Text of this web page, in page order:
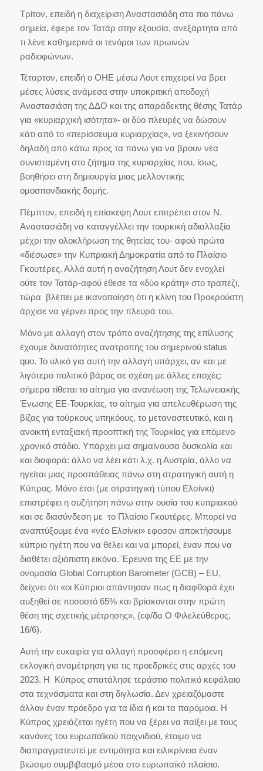
Τρίτον, επειδή η διαχείριση Αναστασιάδη στα πιο πάνω
σημεία, έφερε τον Τατάρ στην εξουσία, ανεξάρτητα από
τι λένε καθημερινά οι τενόροι των πρωινών
ραδιοφώνων.
Τέταρτον, επειδή ο ΟΗΕ μέσω Λουτ επιχειρεί να βρει
μέσες λύσεις ανάμεσα στην υποκριτική αποδοχή
Αναστασιάση της ΔΔΟ και της απαράδεκτης θέσης Τατάρ
για «κυριαρχική ισότητα»- οι δύο πλευρές να δώσουν
κάτι από το «περίσσευμα κυριαρχίας», να ξεκινήσουν
δηλαδή από κάτω προς τα πάνω για να βρουν νέα
συνισταμένη στο ζήτημα της κυριαρχίας που, ίσως,
βοηθήσει στη δημιουργία μιας μελλοντικής
ομοσπονδιακής δομής.
Πέμπτον, επειδή η επίσκεψη Λουτ επιτρέπει στον Ν.
Αναστασιάδη να καταγγέλλει την τουρκική αδιαλλαξία
μέχρι την ολοκλήρωση της θητείας του- αφού πρώτα
«διέσωσε» την Κυπριακή Δημοκρατία από το Πλαίσιο
Γκουτέρες. Αλλά αυτή η αναζήτηση Λουτ δεν ενοχλεί
ούτε τον Τατάρ-αφού έθεσε τα «δύο κράτη» στο τραπέζι,
τώρα βλέπει με ικανοποίηση ότι η κλίνη του Προκρούστη
άρχισε να γέρνει προς την πλευρά του.
Μόνο με αλλαγή στον τρόπο αναζήτησης της επίλυσης
έχουμε δυνατότητες ανατροπής του σημερινού status
quo. Το υλικό για αυτή την αλλαγή υπάρχει, αν και με
λιγότερο πολιτικό βάρος σε σχέση με άλλες εποχές:
σήμερα τίθεται το αίτημα για ανανέωση της Τελωνειακής
Ένωσης ΕΕ-Τουρκίας, το αίτημα για απελευθέρωση της
βίζας για τούρκους υπηκόους, το μεταναστευτικό, και η
ανοικτή ενταξιακή προοπτική της Τουρκίας για επόμενο
χρονικό στάδιο. Υπάρχει μια σημαίνουσα δυσκολία και
και διαφορά: άλλο να λέει κάτι λ.χ. η Αυστρία, άλλο να
ηγείται μιας προσπάθειας πάνω στη στρατηγική αυτή η
Κύπρος. Μόνο έτσι (με στρατηγική τύπου Ελσίνκι)
επιστρέφει η συζήτηση πάνω στην ουσία του κυπριακού
και σε διασύνδεση με το Πλαίσιο Γκουτέρες. Μπορεί να
αναπτύξουμε ένα «νέο Ελσίνκι» εφοσον αποκτήσουμε
κύπριο ηγέτη που να θέλει και να μπορεί, έναν που να
διαθέτει αξιόπιστη εικόνα. Έρευνα της ΕΕ με την
ονομασία Global Corruption Barometer (GCB) – EU,
δείχνει ότι «οι Κύπριοι απάντησαν πως η διαφθορά έχει
αυξηθεί σε ποσοστό 65% και βρίσκονται στην πρώτη
θέση της σχετικής μέτρησης», (εφ/δα Ο Φιλελεύθερος,
16/6).
Αυτή την ευκαιρία για αλλαγή προσφέρει η επόμενη
εκλογική αναμέτρηση για τις προεδρικές στις αρχές του
2023. Η Κύπρος σπατάλησε τεράστιο πολιτικό κεφάλαιο
στα τεχνάσματα και στη διγλωσία. Δεν χρειαζόμαστε
άλλον έναν πρόεδρο για τα ίδια ή και τα παρόμοια. Η
Κύπρος χρειάζεται ηγέτη που να ξέρει να παίξει με τους
κανόνες του ευρωπαϊκού παιχνιδιού, έτοιμο να
διαπραγματευτεί με εντιμότητα και ειλικρίνεια έναν
βιώσιμο συμβιβασμό μέσα στο ευρωπαϊκό πλαίσιο.